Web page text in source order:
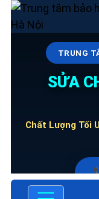
TRUNG
SỬA
Chất Lượng Tối